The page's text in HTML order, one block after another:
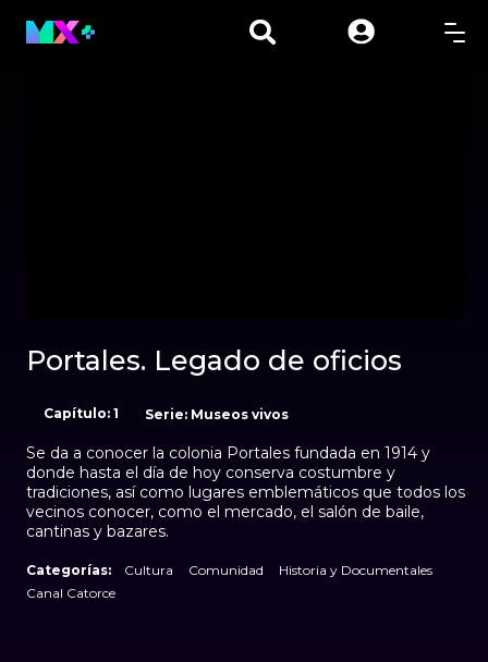
Portales. Legado de oficios
Capítulo: 1 Serie: Museos vivos
Se da a conocer la colonia Portales fundada en 1914 y
donde hasta el día de hoy conserva costumbre y
tradiciones, así como lugares emblemáticos que todos los
vecinos conocer, como el mercado, el salón de baile,
cantinas y bazares.
Categorías: Cultura Comunidad
Historia y Documentales
Canal Catorce